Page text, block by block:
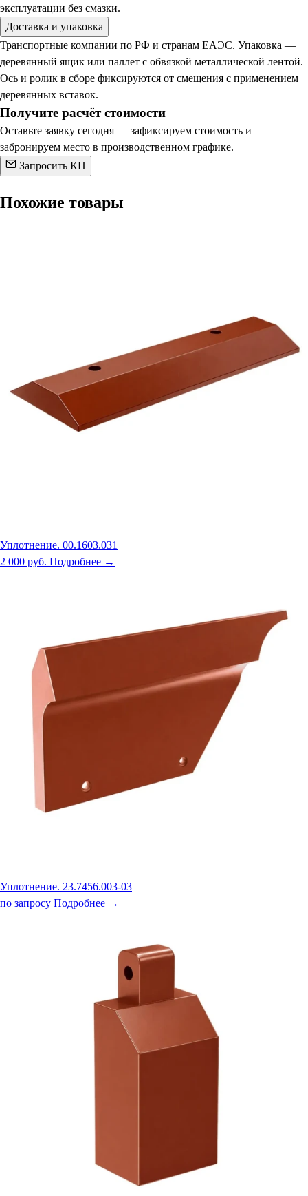
эксплуатации без смазки.
Доставка и упаковка
Транспортные компании по РФ и странам ЕАЭС. Упаковка —
деревянный ящик или паллет с обвязкой металлической лентой.
Ось и ролик в сборе фиксируются от смещения с применением
деревянных вставок.
Получите расчёт стоимости
Оставьте заявку сегодня — зафиксируем стоимость и
забронируем место в производственном графике.
Запросить КП
Похожие товары
Уплотнение. 00.1603.031
2 000 руб. Подробнее →
Уплотнение. 23.7456.003-03
по запросу Подробнее →